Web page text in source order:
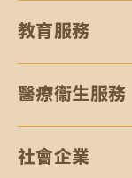
教育服務
醫療衞生服務
社會企業